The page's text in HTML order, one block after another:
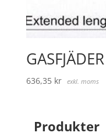
GASFJÄDER
636,35 kr exkl. moms
Produkter